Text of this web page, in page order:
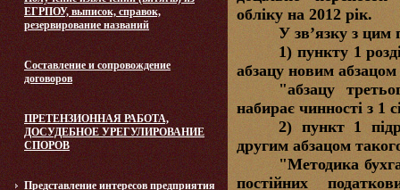
ЕГРПОУ, выписок, справок,
резервирование названий
Составление и сопровождение
договоров
ПРЕТЕНЗИОННАЯ РАБОТА,
ДОСУДЕБНОЕ УРЕГУЛИРОВАНИЕ
СПОРОВ
Представление интересов предприятия
обліку на 2012 рік.
У зв’язку з
1) пункту 1
абзацу новим абзацом
"абзацу
набирає чинності з 1
2) пункт 1
другим абзацом
"Методика
постійних